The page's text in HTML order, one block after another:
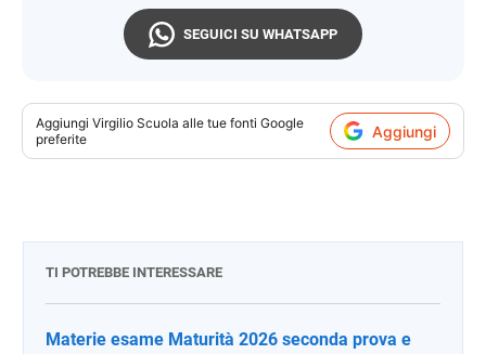
SEGUICI SU WHATSAPP
Aggiungi Virgilio Scuola alle tue fonti Google
preferite
Aggiungi
TI POTREBBE INTERESSARE
Materie esame Maturità 2026 seconda prova e